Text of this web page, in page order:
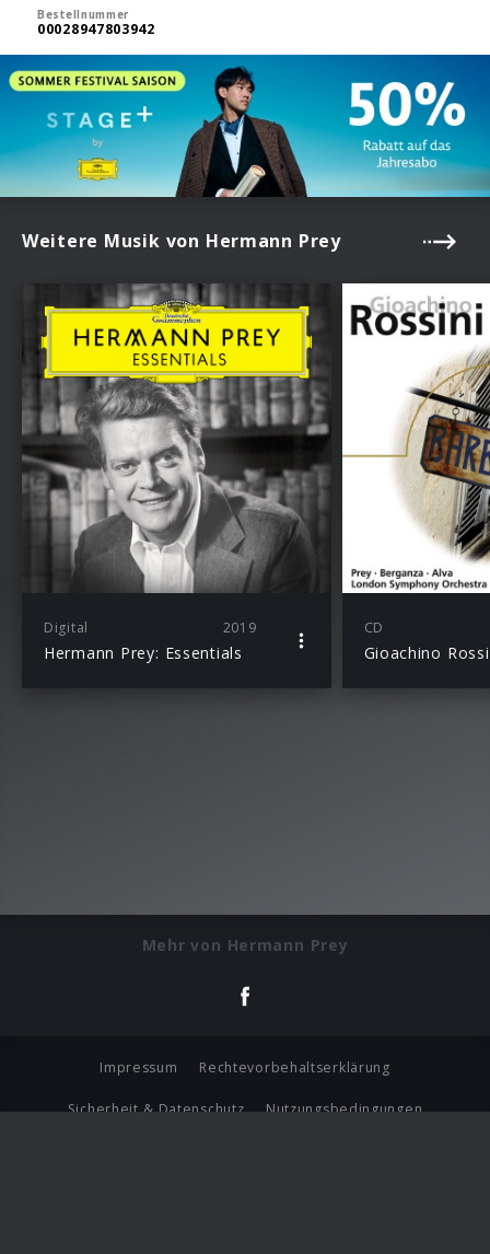
Bestellnummer
00028947803942
Weitere Musik von Hermann Prey
Digital 2019
Hermann Prey: Essentials
CD
Mehr von Hermann Prey
Impressum Rechtevorbehaltserklärung
Sicherheit & Datenschutz Nutzungsbedingungen